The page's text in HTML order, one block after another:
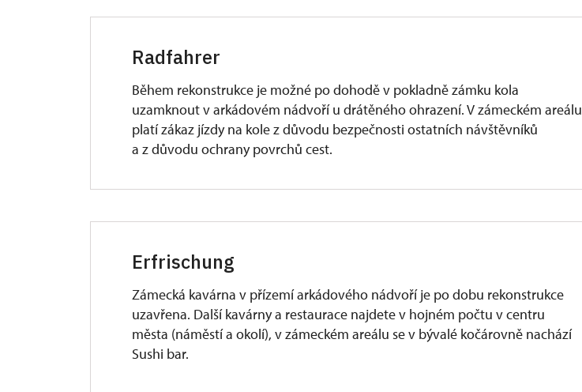
Radfahrer
Během rekonstrukce je možné po dohodě v pokladně zámku kola
uzamknout v arkádovém nádvoří u drátěného ohrazení. V zámeckém areálu
platí zákaz jízdy na kole z důvodu bezpečnosti ostatních návštěvníků
a z důvodu ochrany povrchů cest.
Erfrischung
Zámecká kavárna v přízemí arkádového nádvoří je po dobu rekonstrukce
uzavřena. Další kavárny a restaurace najdete v hojném počtu v centru
města (náměstí a okolí), v zámeckém areálu se v bývalé kočárovně nachází
Sushi bar.